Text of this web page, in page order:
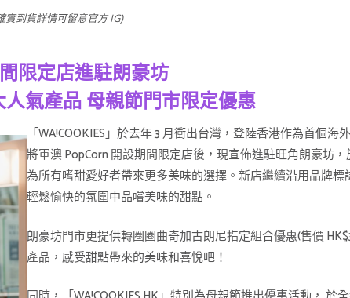
到貨詳情可留意官方 IG)
限定店進駐朗豪坊
氣產品 母親節門市限定優惠
「WA!COOKIES」於去年 3 月衝出台灣，登陸香港作為首個海
將軍澳 PopCorn 開設期間限定店後，現宣佈進駐旺角朗豪坊
為所有嗜甜愛好者帶來更多美味的選擇。新店繼續沿用品牌
輕鬆愉快的氛圍中品嚐美味的甜點。
朗豪坊門市更提供轉圈圈曲奇加古朗尼指定組合優惠(售價
產品，感受甜點帶來的美味和喜悅吧！